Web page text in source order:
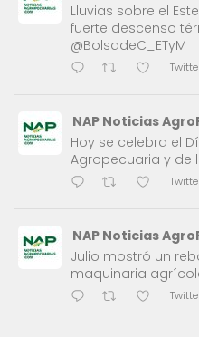
Lluvias sobre el
fuerte descenso
@BolsadeC_ETyM
NAP Noticias
Hoy se celebra el
Agropecuaria y de
NAP Noticias
Julio mostró un
maquinaria